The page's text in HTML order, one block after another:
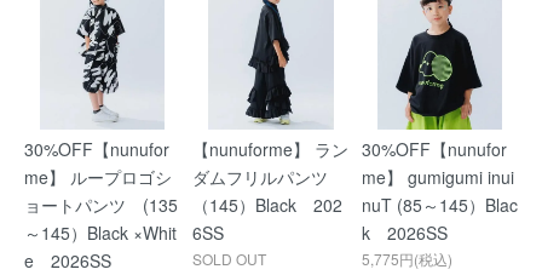
30%OFF【nunufor
me】 ループロゴシ
ョートパンツ (135
～145）Black ×Whit
e 2026SS
【nunuforme】 ラン
ダムフリルパンツ
（145）Black 202
6SS
SOLD OUT
30%OFF【nunufor
me】 gumigumi inui
nuT (85～145）Blac
k 2026SS
5,775円(税込)